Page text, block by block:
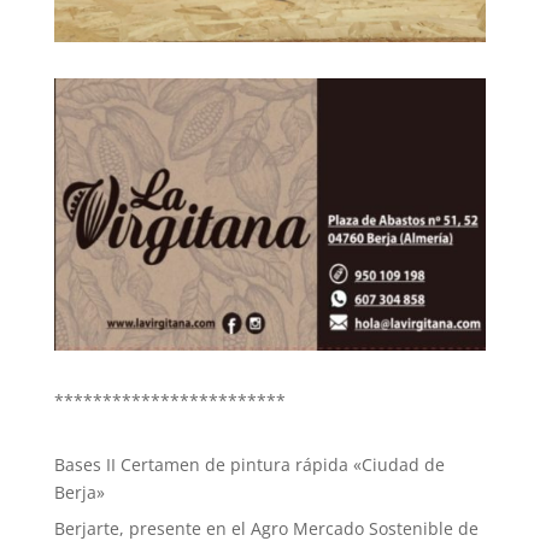
************************
Bases II Certamen de pintura rápida «Ciudad de
Berja»
Berjarte, presente en el Agro Mercado Sostenible de